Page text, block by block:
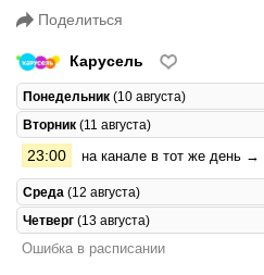
Поделиться
Карусель
Понедельник (10 августа)
Вторник (11 августа)
23:00 на канале в тот же день →
Среда (12 августа)
Четверг (13 августа)
Ошибка в расписании